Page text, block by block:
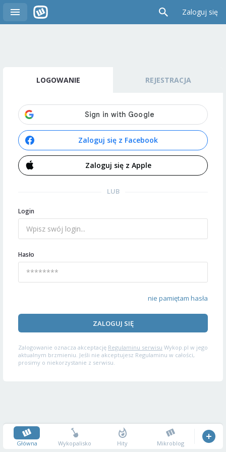
Zaloguj się
LOGOWANIE REJESTRACJA
Zaloguj się z Facebook
Zaloguj się z Apple
LUB
Login
Hasło
nie pamiętam hasła
ZALOGUJ SIĘ
Zalogowanie oznacza akceptację Regulaminu serwisu Wykop.pl w jego
aktualnym brzmieniu. Jeśli nie akceptujesz Regulaminu w całości,
prosimy o niekorzystanie z serwisu.
Główna Wykopalisko Hity Mikroblog